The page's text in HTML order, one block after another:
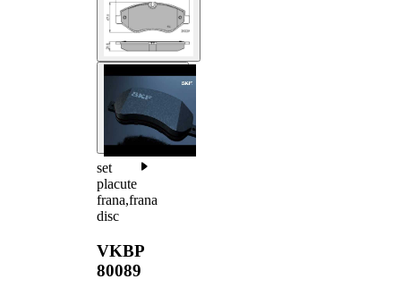
set
placute
frana,frana
disc
VKBP
80089